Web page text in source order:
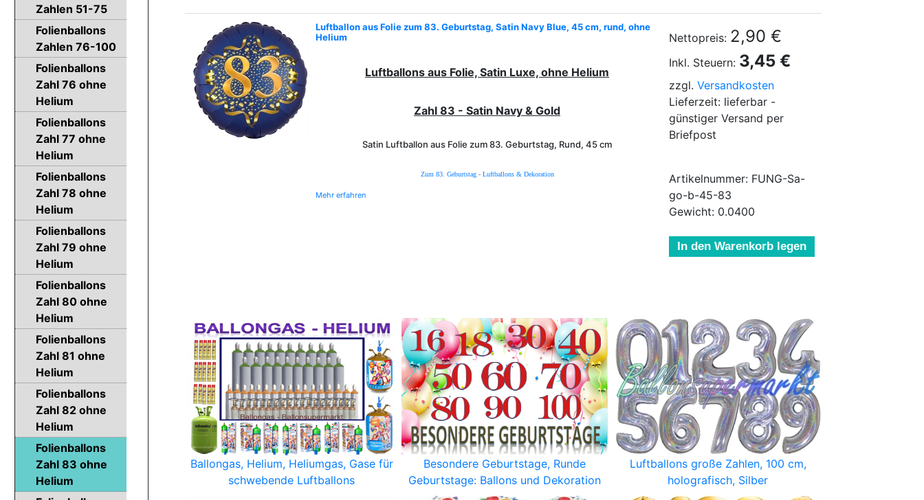
Luftballon aus Folie zum 83. Geburtstag, Satin Navy Blue, 45 cm, rund, ohne
Helium
Luftballons aus Folie, Satin Luxe, ohne Helium
Zahl 83 - Satin Navy & Gold
Satin Luftballon aus Folie zum 83. Geburtstag, Rund, 45 cm
Zum 83. Geburtstag - Luftballons & Dekoration
Mehr erfahren
Nettopreis: 2,90 €
Inkl. Steuern: 3,45 €
zzgl. Versandkosten
Lieferzeit: lieferbar -
günstiger Versand per
Briefpost
Artikelnummer: FUNG-Sa-
go-b-45-83
Gewicht: 0.0400
In den Warenkorb legen
Ballongas, Helium, Heliumgas, Gase für
schwebende Luftballons
Besondere Geburtstage, Runde
Geburtstage: Ballons und Dekoration
Luftballons große Zahlen, 100 cm,
holografisch, Silber
Zahlen 51-75
Folienballons
Zahlen 76-100
Folienballons
Zahl 76 ohne
Helium
Folienballons
Zahl 77 ohne
Helium
Folienballons
Zahl 78 ohne
Helium
Folienballons
Zahl 79 ohne
Helium
Folienballons
Zahl 80 ohne
Helium
Folienballons
Zahl 81 ohne
Helium
Folienballons
Zahl 82 ohne
Helium
Folienballons
Zahl 83 ohne
Helium